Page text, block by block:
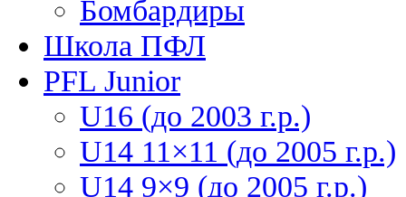
Бомбардиры
Школа ПФЛ
PFL Junior
U16 (до 2003 г.р.)
U14 11×11 (до 2005 г.р.)
U14 9×9 (до 2005 г.р.)